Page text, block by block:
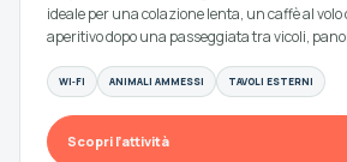
ideale per una colazione lenta, un caffè al volo
aperitivo dopo una passeggiata tra vicoli,
WI‑FI ANIMALI AMMESSI TAVOLI ESTERNI
Scopri l’attività